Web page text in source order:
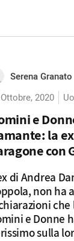
Serena Granato
2020
e
la
con
di Andrea
non ha
e Donne
sulla